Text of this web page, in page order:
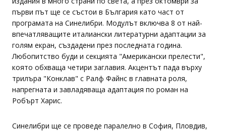
първи път ще се състои в България като част от
програмата на Синелибри. Модулът включва 8 от най-
впечатляващите италиански литературни адаптации за
голям екран, създадени през последната година.
Любопитство буди и секцията "Американски прелести",
която обхваща четири заглавия. Акцентът пада върху
трилъра "Конклав" с Ралф Файнс в главната роля,
напрегната и завладяваща адаптация по роман на
Робърт Харис.
Синелибри ще се проведе паралелно в София, Пловдив,